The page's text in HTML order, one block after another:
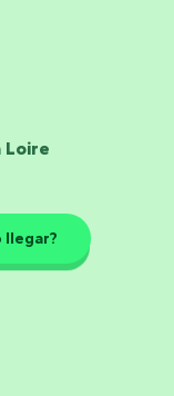
Loire
llegar?